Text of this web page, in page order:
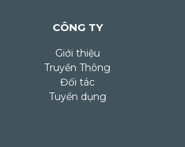
CÔNG TY
Giới thiệu
Truyền Thông
Đối tác
Tuyển dụng